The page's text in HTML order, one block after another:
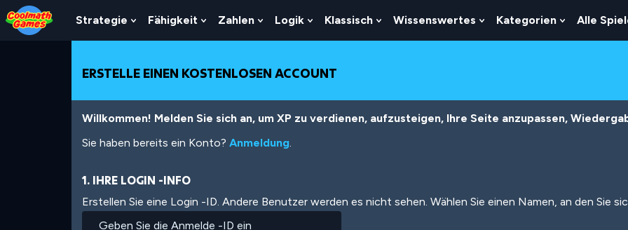
Skip
to
Top
Skip
to
Navigation
Skip
to
Main
Skip
to
Footer
Direkt
zum
Inhalt
Strategie
Show
Submenu
Strategie
Fähigkeit
Show
Submenu
Fähigkeit
Zahlen
Show
Submenu
Zahlen
Logik
Show
Submenu
Logik
Klassisch
Show
Submenu
Wissenswertes
Show
Submenu
Kategorien
Show
Submenu
Alle
ERSTELLE EINEN KOSTENLOSEN ACCOUNT
Willkommen! Melden Sie sich an, um XP zu verdienen, aufzusteigen, Ihre Seite anzupassen,
Sie haben bereits ein Konto? Anmeldung.
1. IHRE LOGIN -INFO
Erstellen Sie eine Login -ID. Andere Benutzer werden es nicht sehen. Wählen Sie einen Namen, an den Sie